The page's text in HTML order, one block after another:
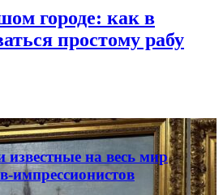
городе: как в
простому рабу
известные на весь мир
импрессионистов